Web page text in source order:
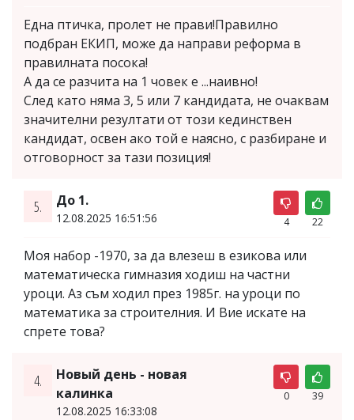
Една птичка, пролет не прави!Правилно
подбран ЕКИП, може да направи реформа в
правилната посока!
А да се разчита на 1 човек е ...наивно!
След като няма 3, 5 или 7 кандидата, не очаквам
значителни резултати от този кединствен
кандидат, освен ако той е наясно, с разбиране и
отговорност за тази позиция!
5. До 1.
12.08.2025 16:51:56 4 22
Моя набор -1970, за да влезеш в езикова или
математическа гимназия ходиш на частни
уроци. Аз съм ходил през 1985г. на уроци по
математика за строителния. И Вие искате на
спрете това?
4.
Новый день - новая
калинка
12.08.2025 16:33:08
0 39